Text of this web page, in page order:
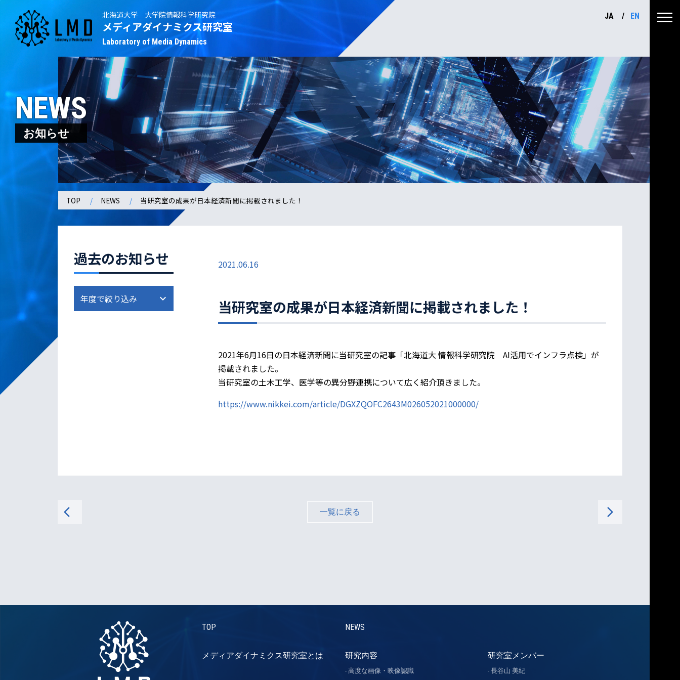
北海道大学 大学院情報科学研究院
メディアダイナミクス研究室
Laboratory of Media Dynamics
JA EN
NEWS
お知らせ
TOP NEWS 当研究室の成果が日本経済新聞に掲載されました！
過去のお知らせ 2021.06.16
当研究室の成果が日本経済新聞に掲載されました！
2021年6月16日の日本経済新聞に当研究室の記事「北海道大 情報科学研究院 AI活用でインフラ点検」が
掲載されました。
当研究室の土木工学、医学等の異分野連携について広く紹介頂きました。
https://www.nikkei.com/article/DGXZQOFC2643M026052021000000/
arrow_back_ios 一覧に戻る arrow_forward_ios
TOP NEWS
メディアダイナミクス研究室とは 研究内容
高度な画像・映像認識
研究室メンバー
長谷山 美紀